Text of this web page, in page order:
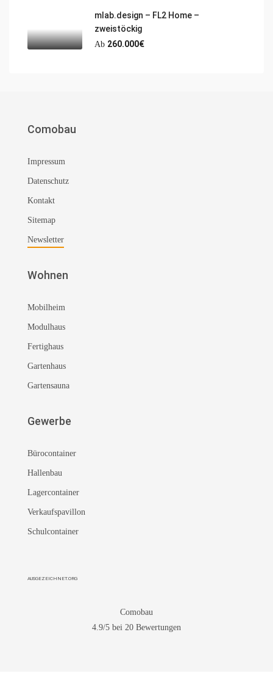
mlab.design – FL2 Home –
zweistöckig
Ab 260.000€
Comobau
Impressum
Datenschutz
Kontakt
Sitemap
Newsletter
Wohnen
Mobilheim
Modulhaus
Fertighaus
Gartenhaus
Gartensauna
Gewerbe
Bürocontainer
Hallenbau
Lagercontainer
Verkaufspavillon
Schulcontainer
AUSGEZEICHNET.ORG
Comobau
4.9/5 bei 20 Bewertungen